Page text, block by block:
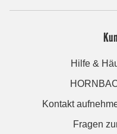
Hilfe &
Kontakt
Fragen